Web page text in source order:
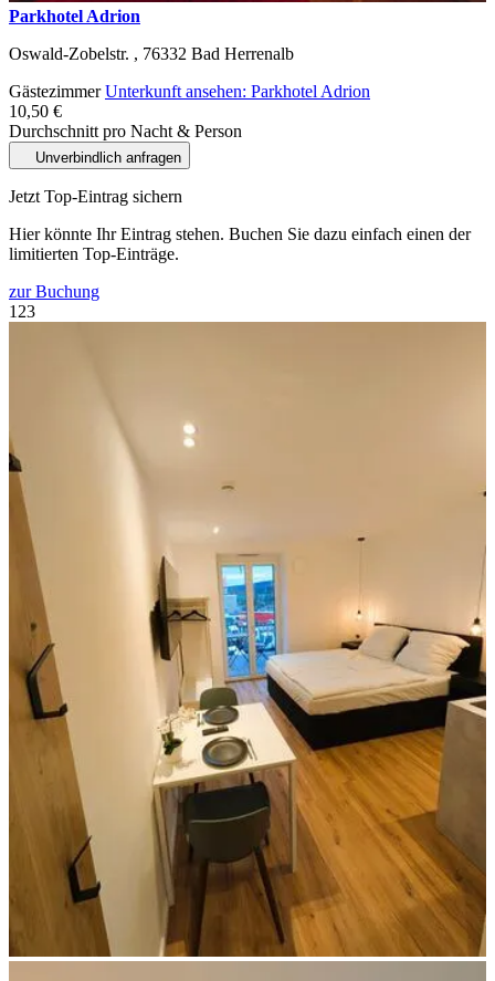
Parkhotel Adrion
Oswald-Zobelstr. , 76332 Bad Herrenalb
GästezimmerUnterkunft ansehen: Parkhotel Adrion
10,50 €
Durchschnitt pro Nacht & Person
Unverbindlich anfragen
Jetzt Top-Eintrag sichern
Hier könnte Ihr Eintrag stehen. Buchen Sie dazu einfach einen der
limitierten Top-Einträge.
zur Buchung
1 23